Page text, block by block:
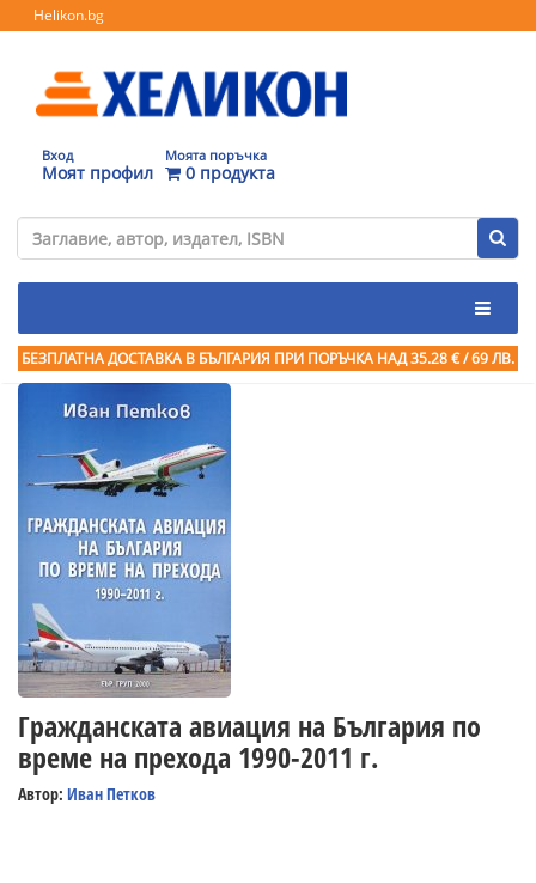
Helikon.bg
Вход
Моят профил
Моята поръчка
0 продукта
БЕЗПЛАТНА ДОСТАВКА В БЪЛГАРИЯ ПРИ ПОРЪЧКА НАД 35.28 € / 69 ЛВ.
Гражданската авиация на България по
време на прехода 1990-2011 г.
Автор: Иван Петков